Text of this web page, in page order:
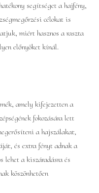
segítséget a hajfény,
célokat is
miért hasznos a raszta
előnyöket kínál.
amely kifejezetten a
fokozására lett
a hajszálakat,
és extra fényt adnak a
lehet a kiszáradásra és
köszönhetően